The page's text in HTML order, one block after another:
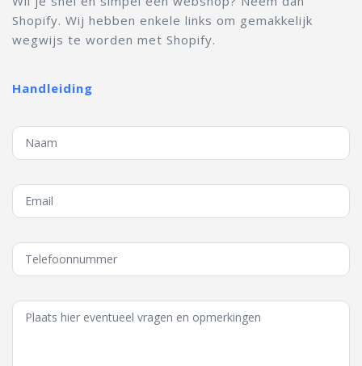
Shopify. Wij hebben enkele links om gemakkelijk
wegwijs te worden met Shopify.
Handleiding